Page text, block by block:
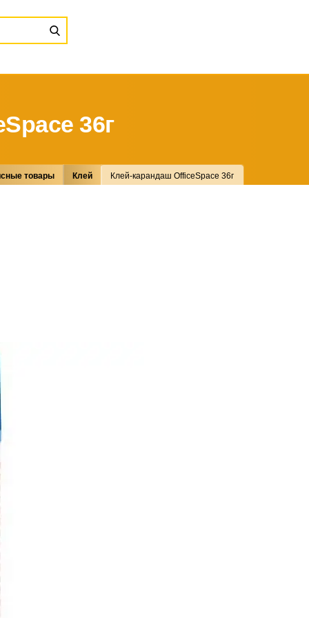
36г
товары Клей Клей-карандаш OfficeSpace 36г